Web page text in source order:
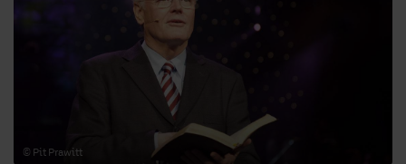
AUDIOTHEK
© Pit Prawitt